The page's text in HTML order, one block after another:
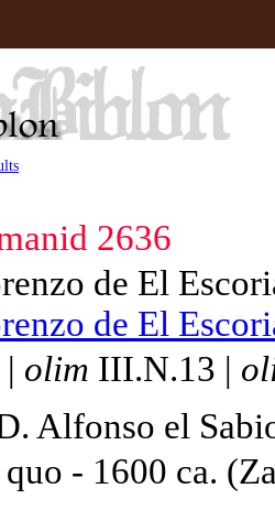
2636
de El
de El
olim III.N.13 |
Alfonso el
quo - 1600 ca.